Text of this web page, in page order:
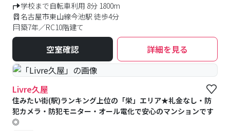
学校まで自転車利用 8分 1800m
名古屋市東山線今池駅 徒歩4分
築7年／RC10階建て
空室確認 詳細を見る
Livre久屋
住みたい街(駅)ランキング上位の「栄」エリア★礼金なし・防
犯カメラ・防犯モニター・オール電化で安心のマンションです
◎